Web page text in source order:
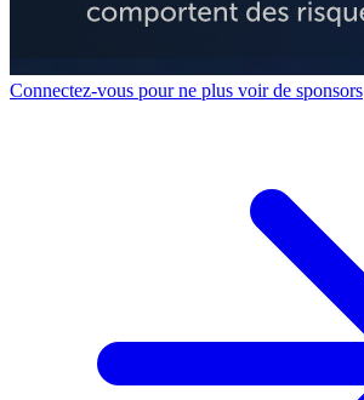
Connectez-vous pour ne plus voir de sponsors